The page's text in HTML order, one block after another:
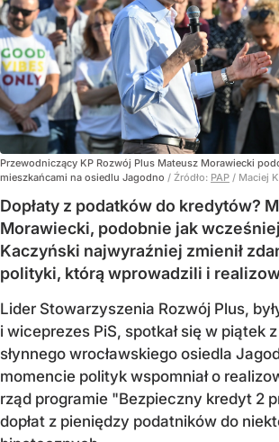
Przewodniczący KP Rozwój Plus Mateusz Morawiecki
mieszkańcami na osiedlu Jagodno / Źródło: PAP / Maciej
Dopłaty z podatków do kredytów?
Morawiecki, podobnie jak
Kaczyński najwyraźniej zmienił
polityki, którą wprowadzili i
Lider Stowarzyszenia Rozwój Plus,
i wiceprezes PiS, spotkał się w piątek
słynnego wrocławskiego osiedla
momencie polityk wspomniał o
rząd programie "Bezpieczny kredyt 2
dopłat z pieniędzy podatników do